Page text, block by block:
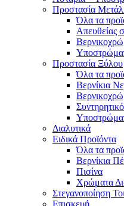
Προστασία
Όλα τα
Απευθείας
Προστασία Ξύλου
Όλα τα
Βερνίκια
Διαλυτικά
Ειδικά Προϊόντα
Όλα τα
Βερνίκια
Πισίνα
Χρώματα
Στεγανοποίηση
Επισκευή